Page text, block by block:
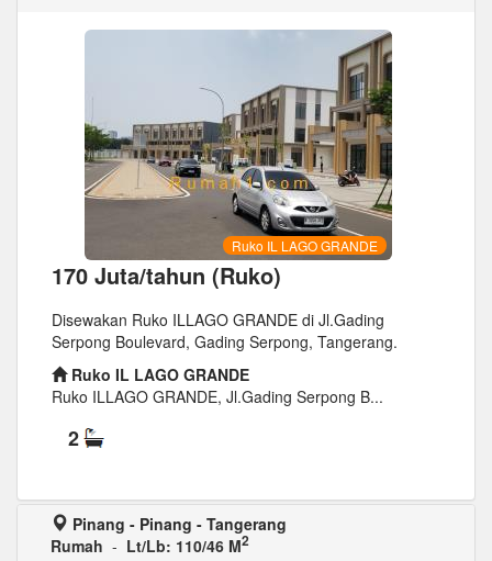
Ruko IL LAGO GRANDE
170 Juta/tahun (Ruko)
Disewakan Ruko ILLAGO GRANDE di Jl.Gading
Serpong Boulevard, Gading Serpong, Tangerang.
Ruko IL LAGO GRANDE
Ruko ILLAGO GRANDE, Jl.Gading Serpong B...
2
Pinang - Pinang - Tangerang
Rumah - Lt/Lb: 110/46 M2